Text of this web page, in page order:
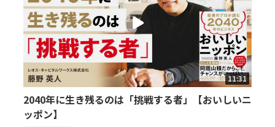
11:31
2040年に生き残るのは「挑戦する者」【おいしいニ
ッポン】